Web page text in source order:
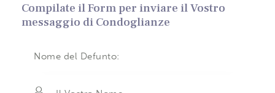
Compilate il Form per inviare il Vostro
messaggio di Condoglianze